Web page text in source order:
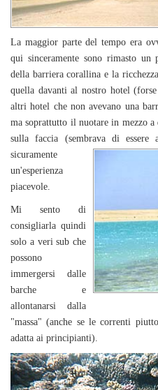
La maggior parte del tempo era
qui sinceramente sono rimasto
della barriera corallina e la
quella davanti al nostro hotel
altri hotel che non avevano una
ma soprattutto il nuotare in mezzo
sulla faccia (sembrava di
sicuramente
un'esperienza
piacevole.
Mi sento di
consigliarla quindi
solo a veri sub che
possono
immergersi dalle
barche e
allontanarsi dalla
"massa" (anche se le correnti
adatta ai principianti).